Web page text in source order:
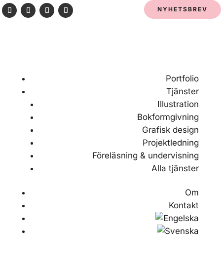
NYHETSBREV
Portfolio
Tjänster
Illustration
Bokformgivning
Grafisk design
Projektledning
Föreläsning & undervisning
Alla tjänster
Om
Kontakt